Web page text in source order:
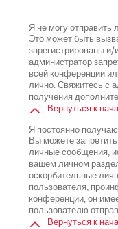
Я не могу
Это может быть
зарегистрированы
администратор
всей конференции
лично. Свяжитесь с
получения
Вернуться к
Я постоянно
Вы можете
личные сообщения,
вашем личном
оскорбительные
пользователя,
конференции; он
пользователю
Вернуться к